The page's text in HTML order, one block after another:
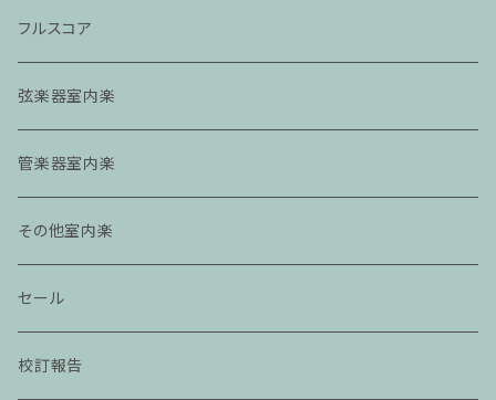
フルスコア
弦楽器室内楽
管楽器室内楽
その他室内楽
セール
校訂報告